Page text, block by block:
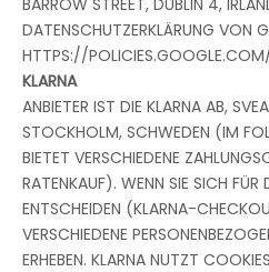
DATENSCHUTZERKLÄRUNG VON
HTTPS://
KLARNA
ANBIETER IST DIE KLARNA AB,
STOCKHOLM, SCHWEDEN (IM
BIETET VERSCHIEDENE
RATENKAUF). WENN SIE SICH FÜR
ENTSCHEIDEN (KLARNA-
VERSCHIEDENE
ERHEBEN. KLARNA NUTZT